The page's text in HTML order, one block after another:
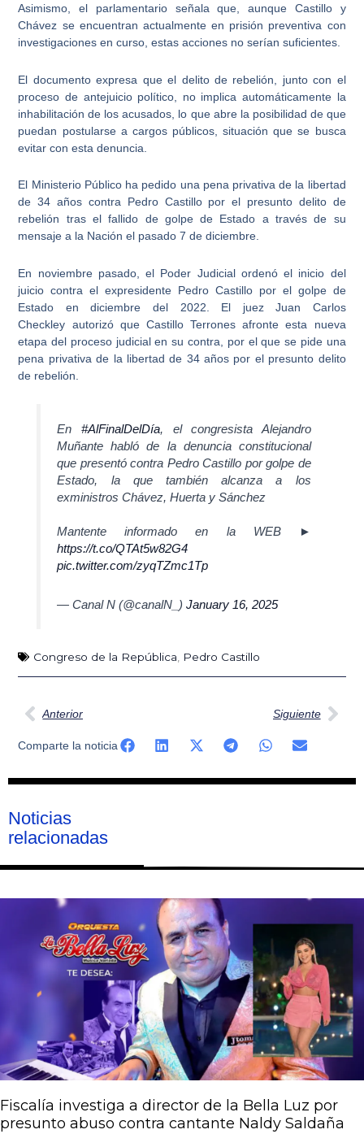
Asimismo, el parlamentario señala que, aunque Castillo y
Chávez se encuentran actualmente en prisión preventiva con
investigaciones en curso, estas acciones no serían suficientes.
El documento expresa que el delito de rebelión, junto con el
proceso de antejuicio político, no implica automáticamente la
inhabilitación de los acusados, lo que abre la posibilidad de que
puedan postularse a cargos públicos , situación que se busca
evitar con esta denuncia.
El Ministerio Públicoha pedido una pena privativa de la libertad
de 34 años contra Pedro Castillopor el presunto delito de
rebelión tras el fallido de golpe de Estado a través de su
mensaje a la Nación el pasado 7 de diciembre.
En noviembre pasado, el Poder Judicial ordenó el inicio del
juicio contra el expresidente Pedro Castillo por el golpe de
Estado en diciembre del 2022. El juezJuan Carlos
Checkley autorizó que Castillo Terrones afronte esta nueva
etapa del proceso judicial en su contra, por el que se pide una
pena privativa de la libertad de 34 años por el presunto delito
de rebelión.
En #AlFinalDelDía, el congresista Alejandro
Muñante habló de la denuncia constitucional
que presentó contra Pedro Castillo por golpe de
Estado, la que también alcanza a los
exministros Chávez, Huerta y Sánchez
Mantente informado en la WEB ►
https://t.co/QTAt5w82G4
pic.twitter.com/zyqTZmc1Tp
— Canal N (@canalN_)January 16, 2025
Congreso de la República, Pedro Castillo
Ant
Anterior Siguiente
Comparte la noticia
Noticias
relacionadas
Fiscalía investiga a director de la Bella Luz por
presunto abuso contra cantante Naldy Saldaña
PáginaPágina
Página
Página
Página